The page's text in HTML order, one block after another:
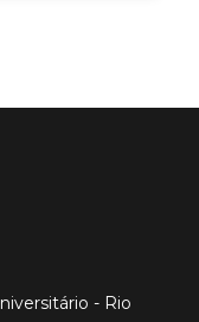
- Rio